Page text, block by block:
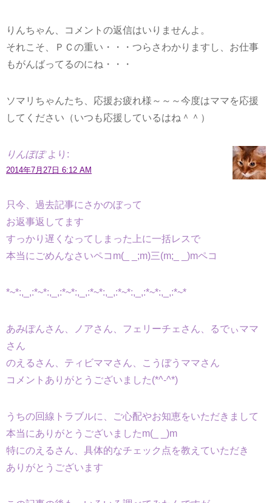
りんちゃん、コメントの返信はいりませんよ。
それこそ、ＰＣの重い・・・つらさわかりますし、お仕事
もがんばってるのにね・・・
ソマリちゃんたち、応援お疲れ様～～～今度はママを応援
してください（いつも応援しているはね＾＾）
りんぽぽ より:
2014年7月27日 6:12 AM
只今、過去記事にさかのぼって
お返事返してます
すっかり遅くなってしまった上に一括レスで
本当にごめんなさいペコm(_ _;m)三(m;_ _)mペコ
*~*:,_,:*~*:,_,:*~*:,_,:*~*:,_,:*~*:,_,:*~*:,_,:*~*
あみぽんさん、ノアさん、フェリーチェさん、るでぃママ
さん
のえるさん、ティビママさん、こうぼうママさん
コメントありがとうございました(*^-^*)
うちの回線トラブルに、ご心配やお知恵をいただきまして
本当にありがとうございましたm(_ _)m
特にのえるさん、具体的なチェック点を教えていただき
ありがとうございます